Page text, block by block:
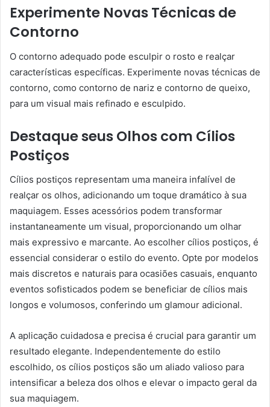
Experimente Novas Técnicas de
Contorno
O contorno adequado pode esculpir o rosto e realçar
características específicas. Experimente novas técnicas de
contorno, como contorno de nariz e contorno de queixo,
para um visual mais refinado e esculpido.
Destaque seus Olhos com Cílios
Postiços
Cílios postiços representam uma maneira infalível de
realçar os olhos, adicionando um toque dramático à sua
maquiagem. Esses acessórios podem transformar
instantaneamente um visual, proporcionando um olhar
mais expressivo e marcante. Ao escolher cílios postiços, é
essencial considerar o estilo do evento. Opte por modelos
mais discretos e naturais para ocasiões casuais, enquanto
eventos sofisticados podem se beneficiar de cílios mais
longos e volumosos, conferindo um glamour adicional.
A aplicação cuidadosa e precisa é crucial para garantir um
resultado elegante. Independentemente do estilo
escolhido, os cílios postiços são um aliado valioso para
intensificar a beleza dos olhos e elevar o impacto geral da
sua maquiagem.